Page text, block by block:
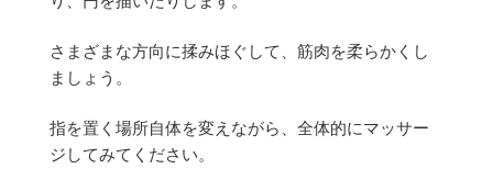
さまざまな方向に揉みほぐして、筋肉を柔らかくし
ましょう。
指を置く場所自体を変えながら、全体的にマッサー
ジしてみてください。